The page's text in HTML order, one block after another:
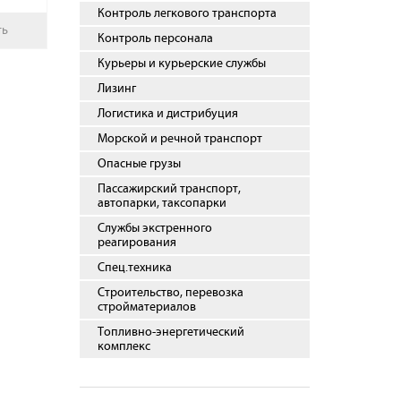
Контроль легкового транспорта
Контроль персонала
Курьеры и курьерские службы
Лизинг
Логистика и дистрибуция
Морской и речной транспорт
Опасные грузы
Пассажирский транспорт,
автопарки, таксопарки
Службы экстренного
реагирования
Спец.техника
Строительство, перевозка
стройматериалов
Топливно-энергетический
комплекс